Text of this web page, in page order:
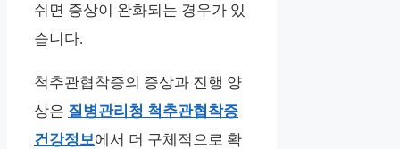
쉬면 증상이 완화되는 경우가 있
습니다.
척추관협착증의 증상과 진행 양
상은 질병관리청 척추관협착증
건강정보에서 더 구체적으로 확